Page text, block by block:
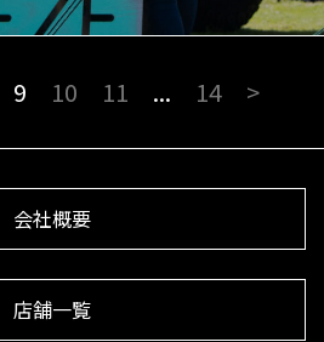
9 10 11 ... 14 >
会社概要
店舗一覧